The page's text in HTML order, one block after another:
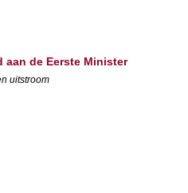
de Eerste Minister
uitstroom